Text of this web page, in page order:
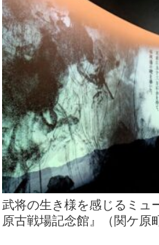
武将の生き様を感じるミュ
原古戦場記念館』（関ケ原